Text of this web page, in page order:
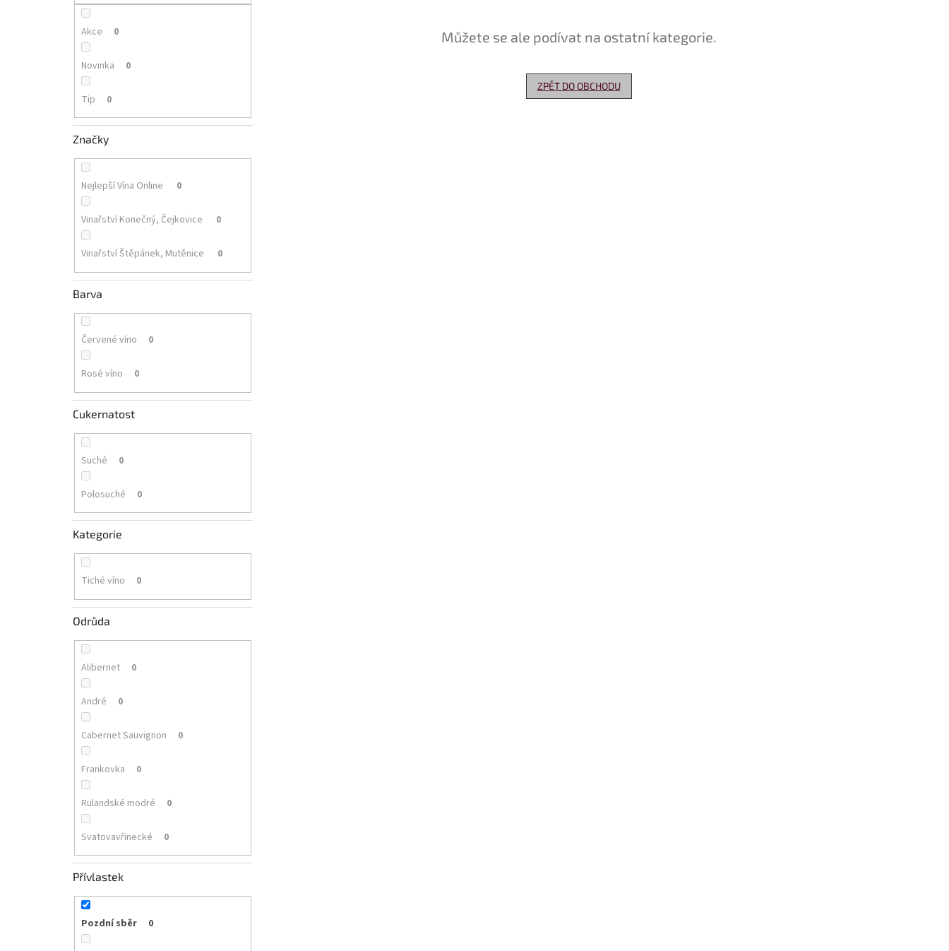
Akce 0
Novinka 0
Tip 0
Značky
Nejlepší Vína Online 0
Vinařství Konečný, Čejkovice 0
Vinařství Štěpánek, Mutěnice 0
Barva
Červené víno 0
Rosé víno 0
Cukernatost
Suché 0
Polosuché 0
Kategorie
Tiché víno 0
Odrůda
Alibernet 0
André 0
Cabernet Sauvignon 0
Frankovka 0
Rulandské modré 0
Svatovavřinecké 0
Přívlastek
Pozdní sběr 0
Můžete se ale podívat na ostatní kategorie.
ZPĚT DO OBCHODU